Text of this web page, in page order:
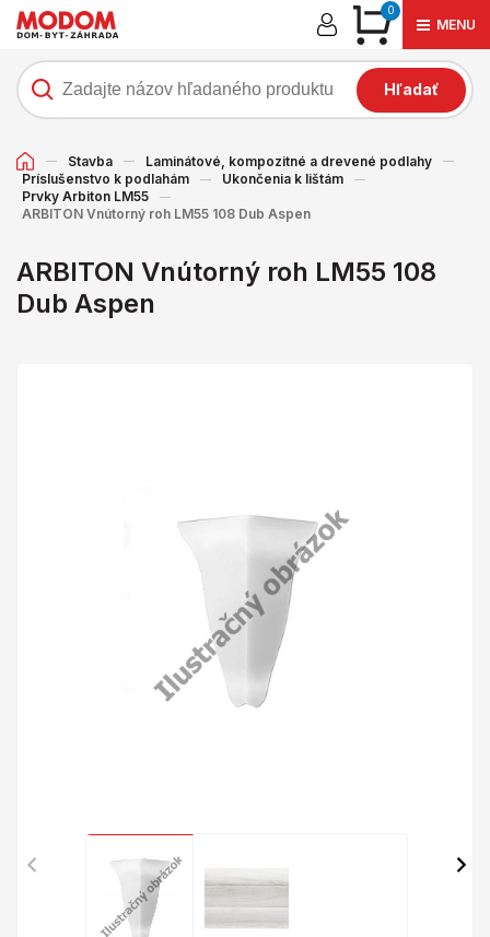
0
MENU
Hľadať
Stavba
Laminátové, kompozitné a drevené podlahy
Príslušenstvo k podlahám
Ukončenia k lištám
Prvky Arbiton LM55
ARBITON Vnútorný roh LM55 108 Dub Aspen
ARBITON Vnútorný roh LM55 108
Dub Aspen